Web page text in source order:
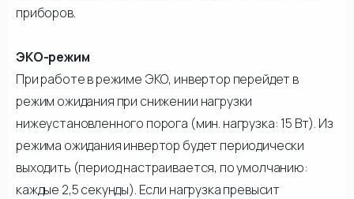
приборов.
ЭКО-режим
При работе в режиме ЭКО, инвертор перейдет в
режим ожидания при снижении нагрузки
нижеустановленного порога (мин. нагрузка: 15 Вт). Из
режима ожидания инвертор будет периодически
выходить (период настраивается, по умолчанию:
каждые 2,5 секунды). Если нагрузка превысит